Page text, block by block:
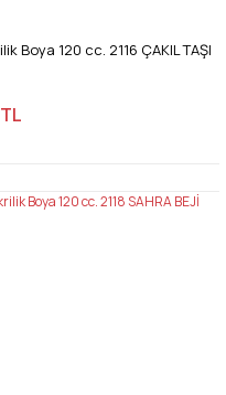
Boya 120 cc. 2116 ÇAKIL TAŞI